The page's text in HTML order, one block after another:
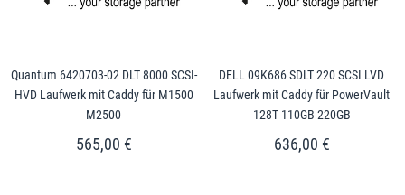
Quantum 6420703-02 DLT 8000 SCSI-
HVD Laufwerk mit Caddy für M1500
M2500
565,00 €
DELL 09K686 SDLT 220 SCSI LVD
Laufwerk mit Caddy für PowerVault
128T 110GB 220GB
636,00 €